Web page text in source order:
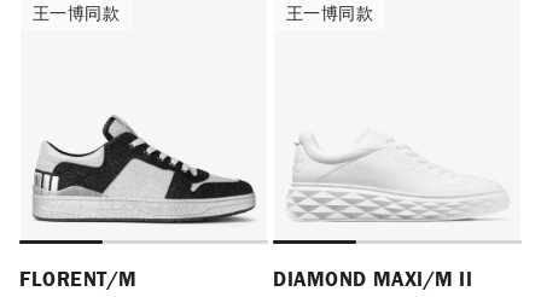
王一博同款 王一博同款
FLORENT/M
王一博同款 王一博同款
DIAMOND MAXI/M II